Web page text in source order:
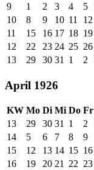
9
1 2 3 4 5
10
8 9 10 11 12
11
15 16 17 18 19
12
22 23 24 25 26
13
29 30 31 1 2
April 1926
KW Mo Di Mi Do Fr
13
29 30 31 1 2
14
5 6 7 8 9
15
12 13 14 15 16
16
19 20 21 22 23